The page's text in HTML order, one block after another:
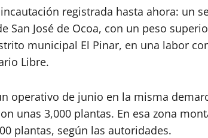
registrada hasta ahora: un
San José de Ocoa, con un peso
municipal El Pinar, en una labor
Libre.
operativo de junio en la misma
unas 3,000 plantas. En esa zona
plantas, según las autoridades.